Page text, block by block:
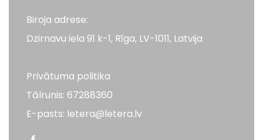
Biroja adrese:
Dzirnavu iela 91 k-1, Rīga, LV-1011, Latvija
Privātuma politika
Tālrunis: 67288360
E-pasts: letera@letera.lv